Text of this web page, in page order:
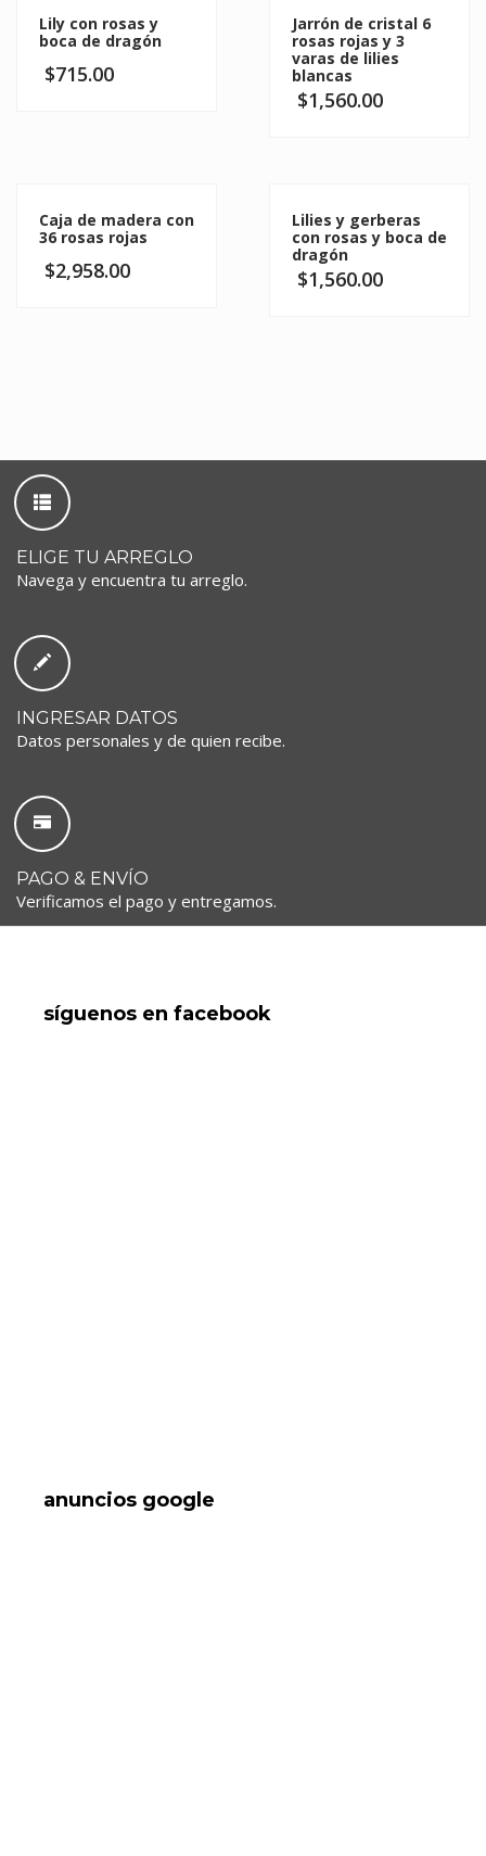
Lily con rosas y
boca de dragón
$715.00
Jarrón de cristal 6
rosas rojas y 3
varas de lilies
blancas
$1,560.00
Caja de madera con
36 rosas rojas
$2,958.00
Lilies y gerberas
con rosas y boca de
dragón
$1,560.00
ELIGE TU ARREGLO
Navega y encuentra tu arreglo.
INGRESAR DATOS
Datos personales y de quien recibe.
PAGO & ENVÍO
Verificamos el pago y entregamos.
síguenos en facebook
anuncios google